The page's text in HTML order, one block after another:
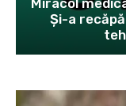
Miracol
Și-a